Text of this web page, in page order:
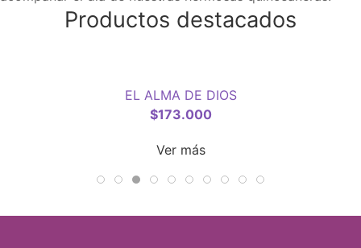
Productos destacados
EL ALMA DE DIOS
$173.000
Ver más